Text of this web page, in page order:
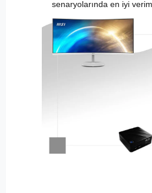
senaryolarında en iyi